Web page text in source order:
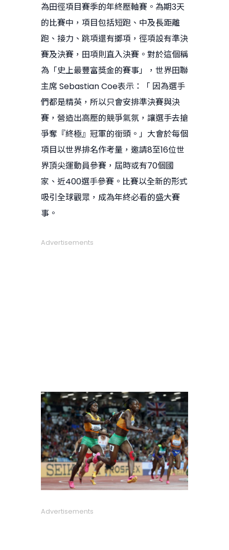
為田徑項目賽季的年終壓軸賽。為期3天
的比賽中，項目包括短跑、中及長距離
跑、接力、跳項還有擲項，徑項設有準決
賽及決賽，田項則直入決賽。對於這個稱
為「史上最豐富獎金的賽事」，世界田聯
主席 Sebastian Coe表示：「 因為選手
們都是精英，所以只會安排準決賽與決
賽，營造出高壓的競爭氣氛，讓選手去搶
爭奪『終極』冠軍的銜頭。」大會於每個
項目以世界排名作考量，邀請8至16位世
界頂尖運動員參賽，屆時或有70個國
家、近400選手參賽。比賽以全新的形式
吸引全球觀眾，成為年終必看的盛大賽
事。
Advertisements
Advertisements